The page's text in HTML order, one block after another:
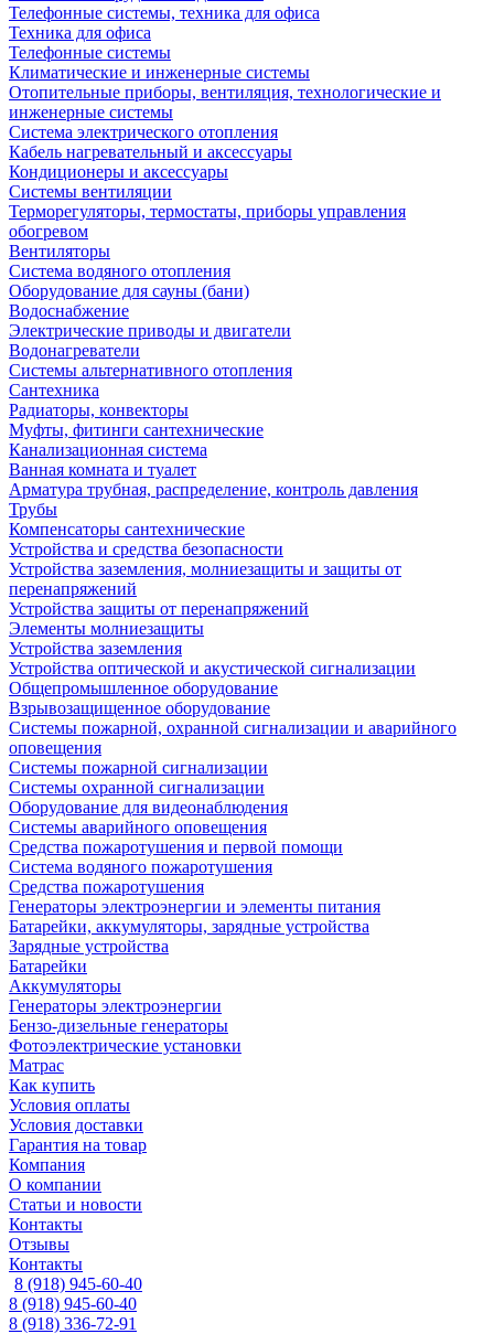
Телефонные системы, техника для офиса
Техника для офиса
Телефонные системы
Климатические и инженерные системы
Отопительные приборы, вентиляция, технологические и
инженерные системы
Система электрического отопления
Кабель нагревательный и аксессуары
Кондиционеры и аксессуары
Системы вентиляции
Терморегуляторы, термостаты, приборы управления
обогревом
Вентиляторы
Система водяного отопления
Оборудование для сауны (бани)
Водоснабжение
Электрические приводы и двигатели
Водонагреватели
Системы альтернативного отопления
Сантехника
Радиаторы, конвекторы
Муфты, фитинги сантехнические
Канализационная система
Ванная комната и туалет
Арматура трубная, распределение, контроль давления
Трубы
Компенсаторы сантехнические
Устройства и средства безопасности
Устройства заземления, молниезащиты и защиты от
перенапряжений
Устройства защиты от перенапряжений
Элементы молниезащиты
Устройства заземления
Устройства оптической и акустической сигнализации
Общепромышленное оборудование
Взрывозащищенное оборудование
Системы пожарной, охранной сигнализации и аварийного
оповещения
Системы пожарной сигнализации
Системы охранной сигнализации
Оборудование для видеонаблюдения
Системы аварийного оповещения
Средства пожаротушения и первой помощи
Система водяного пожаротушения
Средства пожаротушения
Генераторы электроэнергии и элементы питания
Батарейки, аккумуляторы, зарядные устройства
Зарядные устройства
Батарейки
Аккумуляторы
Генераторы электроэнергии
Бензо-дизельные генераторы
Фотоэлектрические установки
Матрас
Как купить
Условия оплаты
Условия доставки
Гарантия на товар
Компания
О компании
Статьи и новости
Контакты
Отзывы
Контакты
8 (918) 945-60-40
8 (918) 945-60-40
8 (918) 336-72-91